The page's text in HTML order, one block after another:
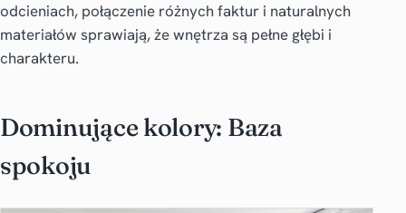
odcieniach, połączenie różnych faktur i naturalnych
materiałów sprawiają, że wnętrza są pełne głębi i
charakteru.
Dominujące kolory: Baza
spokoju